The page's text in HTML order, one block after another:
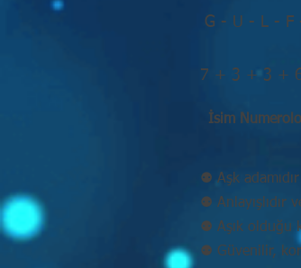
G - U - L - F
7 + 3 + 3 +
İsim
⚉ Aşk
⚉ Anlayışlıdır
⚉ Aşık olduğu
⚉ Güvenilir,